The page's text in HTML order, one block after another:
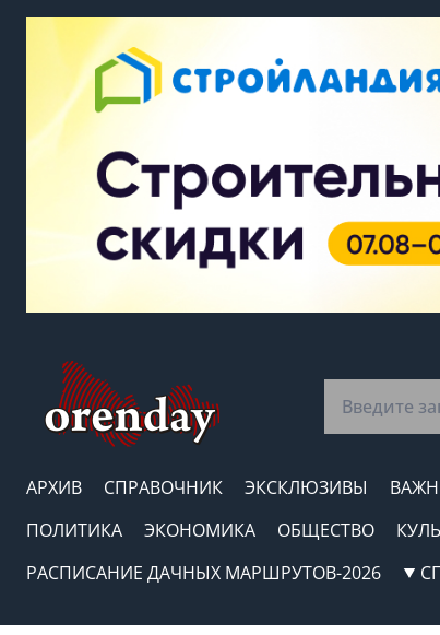
АРХИВ СПРАВОЧНИК ЭКСКЛЮЗИВЫ
ПОЛИТИКА
ЭКОНОМИКА ОБЩЕСТВО
РАСПИСАНИЕ ДАЧНЫХ МАРШРУТОВ-2026